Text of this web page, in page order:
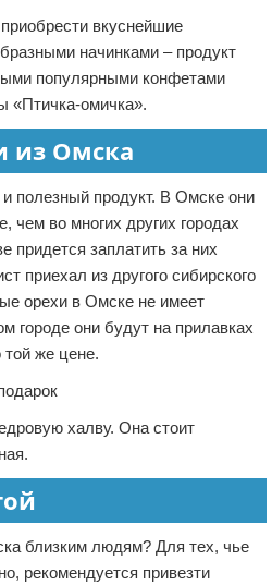
вкуснейшие
начинками – продукт
популярными конфетами
«Птичка-омичка».
из Омска
полезный продукт. В Омске они
чем во многих других городах
придется заплатить за них
приехал из другого сибирского
орехи в Омске не имеет
городе они будут на прилавках
той же цене.
халву. Она стоит
близким людям? Для тех, чье
рекомендуется привезти